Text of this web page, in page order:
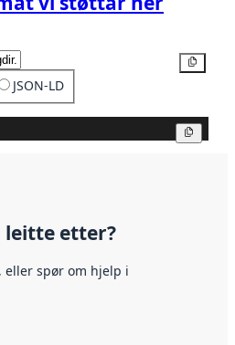
JSON-LD
leitte etter?
eller spør om hjelp i